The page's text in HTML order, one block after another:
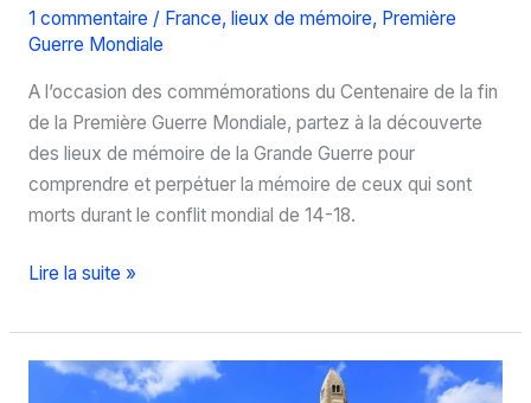
1 commentaire / France, lieux de mémoire, Première
Guerre Mondiale
A l’occasion des commémorations du Centenaire de la fin
de la Première Guerre Mondiale, partez à la découverte
des lieux de mémoire de la Grande Guerre pour
comprendre et perpétuer la mémoire de ceux qui sont
morts durant le conflit mondial de 14-18.
Découvrez
lieux
de
Lire la suite »